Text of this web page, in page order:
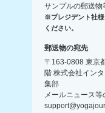
サンプルの郵送物
※プレジデント社様
ください。
郵送物の宛先
〒163-0808 東京
階 株式会社イン
集部
メールニュース等